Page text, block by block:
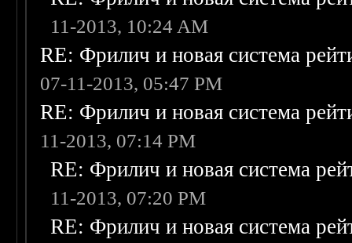
11-2013, 10:24 AM
RE: Фрилич и новая система
07-11-2013, 05:47 PM
RE: Фрилич и новая система
11-2013, 07:14 PM
RE: Фрилич и новая система
11-2013, 07:20 PM
RE: Фрилич и новая система